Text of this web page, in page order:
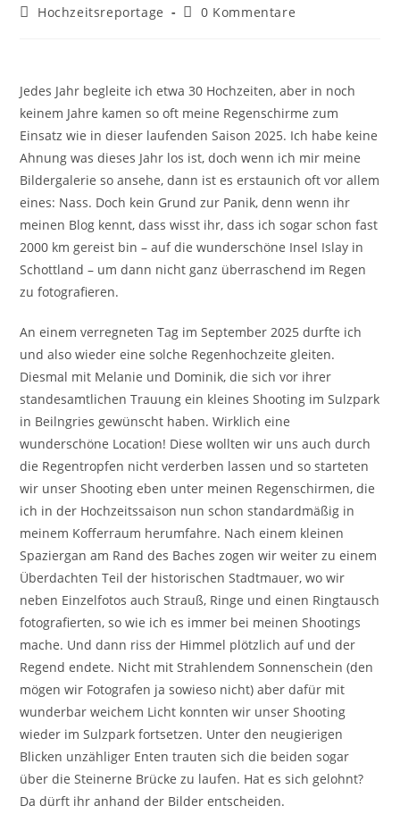
Hochzeitsreportage
0 Kommentare
Jedes Jahr begleite ich etwa 30 Hochzeiten, aber in noch
keinem Jahre kamen so oft meine Regenschirme zum
Einsatz wie in dieser laufenden Saison 2025. Ich habe keine
Ahnung was dieses Jahr los ist, doch wenn ich mir meine
Bildergalerie so ansehe, dann ist es erstaunich oft vor allem
eines: Nass. Doch kein Grund zur Panik, denn wenn ihr
meinen Blog kennt, dass wisst ihr, dass ich sogar schon fast
2000 km gereist bin – auf die wunderschöne Insel Islay in
Schottland – um dann nicht ganz überraschend im Regen
zu fotografieren.
An einem verregneten Tag im September 2025 durfte ich
und also wieder eine solche Regenhochzeite gleiten.
Diesmal mit Melanie und Dominik, die sich vor ihrer
standesamtlichen Trauung ein kleines Shooting im Sulzpark
in Beilngries gewünscht haben. Wirklich eine
wunderschöne Location! Diese wollten wir uns auch durch
die Regentropfen nicht verderben lassen und so starteten
wir unser Shooting eben unter meinen Regenschirmen, die
ich in der Hochzeitssaison nun schon standardmäßig in
meinem Kofferraum herumfahre. Nach einem kleinen
Spaziergan am Rand des Baches zogen wir weiter zu einem
Überdachten Teil der historischen Stadtmauer, wo wir
neben Einzelfotos auch Strauß, Ringe und einen Ringtausch
fotografierten, so wie ich es immer bei meinen Shootings
mache. Und dann riss der Himmel plötzlich auf und der
Regend endete. Nicht mit Strahlendem Sonnenschein (den
mögen wir Fotografen ja sowieso nicht) aber dafür mit
wunderbar weichem Licht konnten wir unser Shooting
wieder im Sulzpark fortsetzen. Unter den neugierigen
Blicken unzähliger Enten trauten sich die beiden sogar
über die Steinerne Brücke zu laufen. Hat es sich gelohnt?
Da dürft ihr anhand der Bilder entscheiden.